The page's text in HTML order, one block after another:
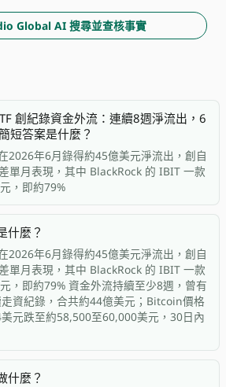
Global AI 搜尋並查核事實
創紀錄資金外流：連續8週淨流出，6
短答案是什麼？
2026年6月錄得約45億美元淨流出，創自
單月表現，其中 BlackRock 的 IBIT 一款
，即約79%
什麼？
2026年6月錄得約45億美元淨流出，創自
單月表現，其中 BlackRock 的 IBIT 一款
，即約79% 資金外流持續至少8週，曾有
資紀錄，合共約44億美元；Bitcoin價格
元跌至約58,500至60,000美元，30日內
什麼？